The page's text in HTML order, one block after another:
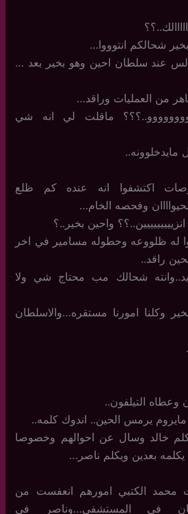
شحالكم انتوووا…
يالس عند سلطان احين وهو بخير بعد …
من العمليات وراقد…
ماقلت لي انه شي
مايدخلوونه..
اكتشفوا انه عنده كم ظلع
وفحصه الخام…
انزييييييييين..؟؟ واحين بخير..؟
له ظلووعه وحطوله مسامير في اخر
راقد..
شحالك مب محتاج شي ولا
وكلنا امورنا مستقره…والاسلطان
التيلفون..
مايروم يرمس الحين.. اندوك كلمه..
خالد وسال عن احوالهم وخصوصا
بعدين ويكلم ناصر…
محمد الكتبي امورهم انعفست من
في المستشفى…وناصر في